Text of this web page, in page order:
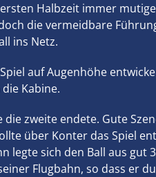
Halbzeit immer
die vermeidbare
ins Netz.
auf Augenhöhe
Kabine.
zweite endete. Gute
über Konter das Spiel
legte sich den Ball aus
Flugbahn, so dass er